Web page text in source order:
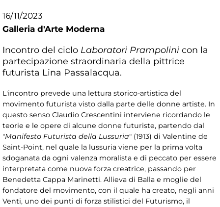
16/11/2023
Galleria d'Arte Moderna
Incontro del ciclo Laboratori Prampolini con la
partecipazione straordinaria della pittrice
futurista Lina Passalacqua.
L'incontro prevede una lettura storico-artistica del
movimento futurista visto dalla parte delle donne artiste. In
questo senso Claudio Crescentini interviene ricordando le
teorie e le opere di alcune donne futuriste, partendo dal
"Manifesto Futurista della Lussuria" (1913) di Valentine de
Saint-Point, nel quale la lussuria viene per la prima volta
sdoganata da ogni valenza moralista e di peccato per essere
interpretata come nuova forza creatrice, passando per
Benedetta Cappa Marinetti. Allieva di Balla e moglie del
fondatore del movimento, con il quale ha creato, negli anni
Venti, uno dei punti di forza stilistici del Futurismo, il